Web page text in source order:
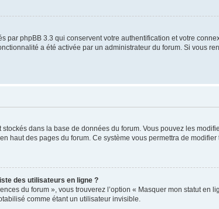
par phpBB 3.3 qui conservent votre authentification et votre
a été activée par un administrateur du forum. Si vous
dans la base de données du forum. Vous pouvez les
haut des pages du forum. Ce système vous permettra de
des utilisateurs en ligne ?
du forum », vous trouverez l’option « Masquer mon statut
comme étant un utilisateur invisible.